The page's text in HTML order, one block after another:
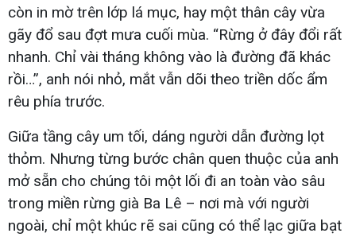
còn in mờ trên lớp lá mục, hay một thân cây vừa
gãy đổ sau đợt mưa cuối mùa. “Rừng ở đây đổi rất
nhanh. Chỉ vài tháng không vào là đường đã khác
rồi…”, anh nói nhỏ, mắt vẫn dõi theo triền dốc ẩm
rêu phía trước.
Giữa tầng cây um tối, dáng người dẫn đường lọt
thỏm. Nhưng từng bước chân quen thuộc của anh
mở sẵn cho chúng tôi một lối đi an toàn vào sâu
trong miền rừng già Ba Lê – nơi mà với người
ngoài, chỉ một khúc rẽ sai cũng có thể lạc giữa bạt